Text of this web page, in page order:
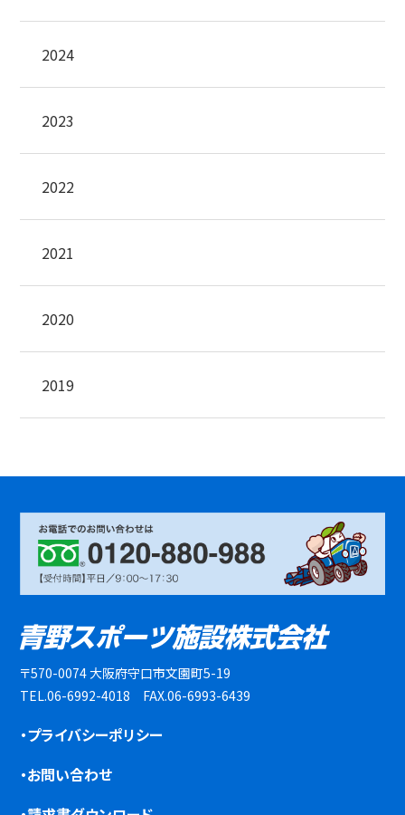
2024
2023
2022
2021
2020
2019
〒570-0074 大阪府守口市文園町5-19
TEL.06-6992-4018 FAX.06-6993-6439
・プライバシーポリシー
・お問い合わせ